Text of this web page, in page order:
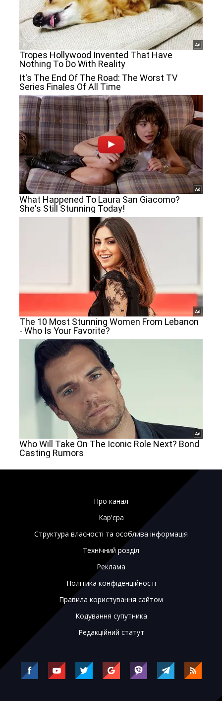
Про канал
Кар'єра
Структура власності та особлива інформація
Технічний розділ
Реклама
Політика конфіденційності
Правила користування сайтом
Кодування супутника
Редакційний статут